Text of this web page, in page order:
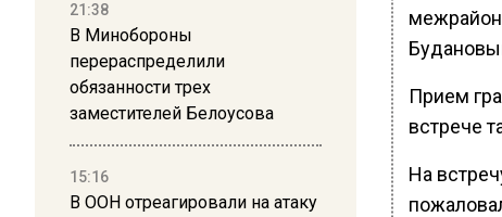
21:38
В Минобороны
перераспределили
обязанности трех
заместителей Белоусова
15:16
В ООН отреагировали на атаку
Прием
встрече
На